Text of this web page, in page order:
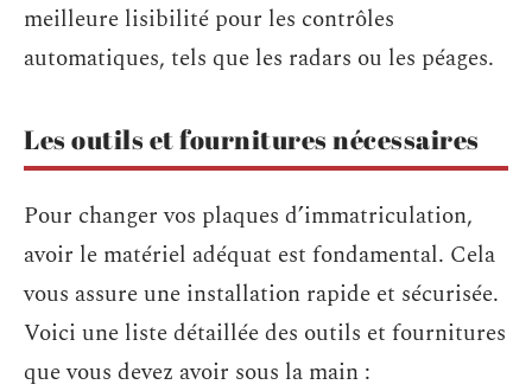
meilleure lisibilité pour les contrôles
automatiques, tels que les radars ou les péages.
Les outils et fournitures nécessaires
Pour changer vos plaques d’immatriculation,
avoir le matériel adéquat est fondamental. Cela
vous assure une installation rapide et sécurisée.
Voici une liste détaillée des outils et fournitures
que vous devez avoir sous la main :